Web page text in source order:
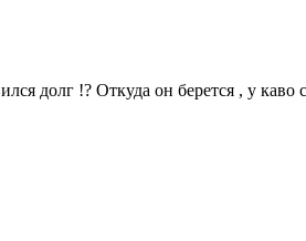
долг !? Откуда он берется , у каво